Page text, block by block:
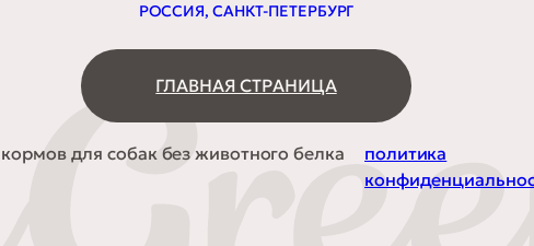
РОССИЯ, САНКТ-ПЕТЕРБУРГ
ГЛАВНАЯ СТРАНИЦА
для собак без животного белка
политика